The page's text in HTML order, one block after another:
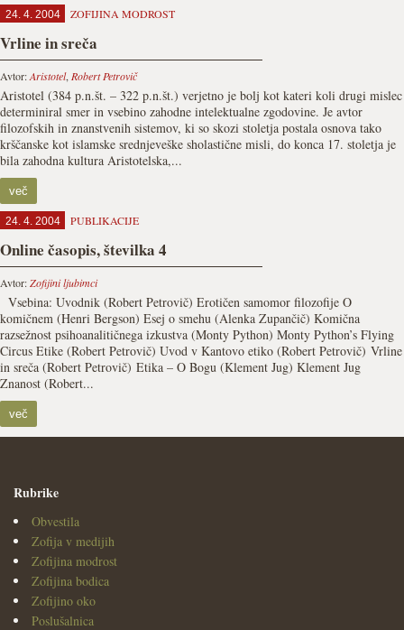
24. 4. 2004 ZOFIJINA MODROST
Vrline in sreča
Avtor:Aristotel, Robert Petrovič
Aristotel (384 p.n.št. – 322 p.n.št.) verjetno je bolj kot kateri koli drugi mislec
determiniral smer in vsebino zahodne intelektualne zgodovine. Je avtor
filozofskih in znanstvenih sistemov, ki so skozi stoletja postala osnova tako
krščanske kot islamske srednjeveške sholastične misli, do konca 17. stoletja je
bila zahodna kultura Aristotelska,...
več
24. 4. 2004 PUBLIKACIJE
Online časopis, številka 4
Avtor:Zofijini ljubimci
Vsebina: Uvodnik (Robert Petrovič) Erotičen samomor filozofije O
komičnem (Henri Bergson) Esej o smehu (Alenka Zupančič) Komična
razsežnost psihoanalitičnega izkustva (Monty Python) Monty Python’s Flying
Circus Etike (Robert Petrovič) Uvod v Kantovo etiko (Robert Petrovič) Vrline
in sreča (Robert Petrovič) Etika – O Bogu (Klement Jug) Klement Jug
Znanost (Robert...
več
Rubrike
Obvestila
Zofija v medijih
Zofijina modrost
Zofijina bodica
Zofijino oko
Poslušalnica